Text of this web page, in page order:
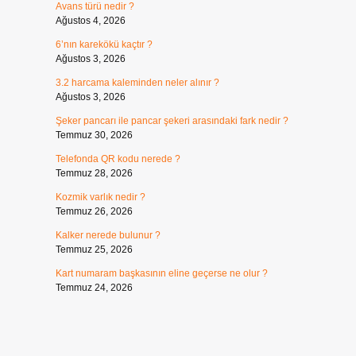
Avans türü nedir ?
Ağustos 4, 2026
6’nın karekökü kaçtır ?
Ağustos 3, 2026
3.2 harcama kaleminden neler alınır ?
Ağustos 3, 2026
Şeker pancarı ile pancar şekeri arasındaki fark nedir ?
Temmuz 30, 2026
Telefonda QR kodu nerede ?
Temmuz 28, 2026
Kozmik varlık nedir ?
Temmuz 26, 2026
Kalker nerede bulunur ?
Temmuz 25, 2026
Kart numaram başkasının eline geçerse ne olur ?
Temmuz 24, 2026